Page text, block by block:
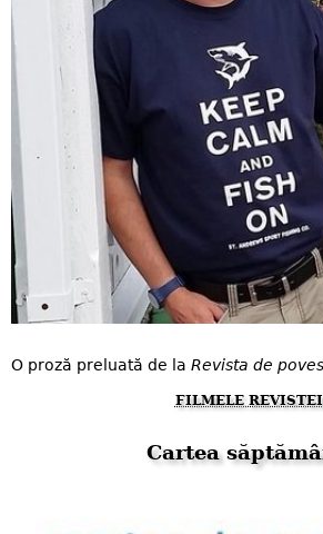
O proză preluată de la Revista de
FILMELE REVISTEI
Cartea